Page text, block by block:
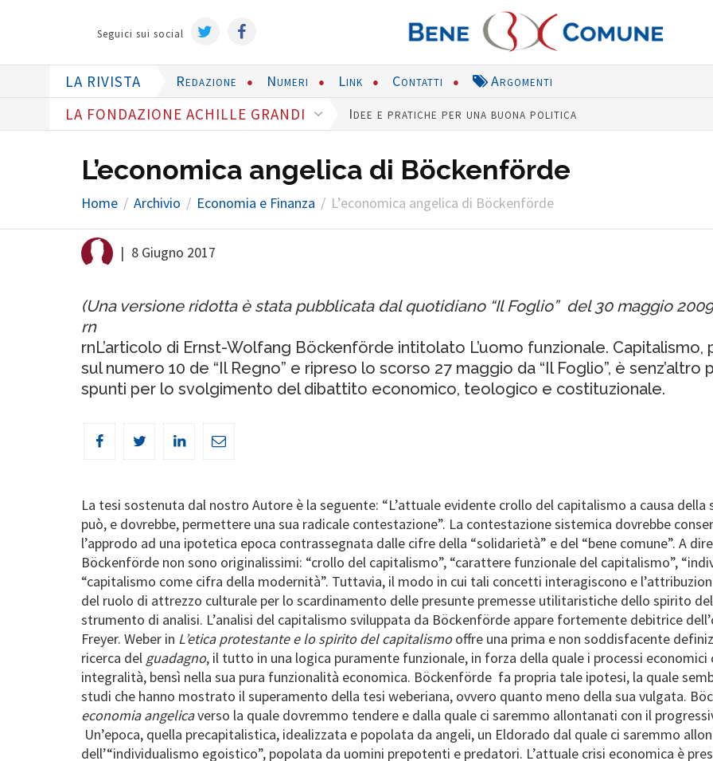
Seguici sui social
LA RIVISTA Redazione Numeri Link Contatti Argomenti
LA FONDAZIONE ACHILLE GRANDI Idee e pratiche per una buona politica
L’economica angelica di Böckenförde
Home Archivio Economia e Finanza L’economica angelica di Böckenförde
| 8 Giugno 2017
(Una versione ridotta è stata pubblicata dal quotidiano “Il Foglio” del 30 maggio
rn
rnL’articolo di Ernst-Wolfang Böckenförde intitolato L’uomo funzionale.
sul numero 10 de “Il Regno” e ripreso lo scorso 27 maggio da “Il Foglio”, è
spunti per lo svolgimento del dibattito economico, teologico e costituzionale.
La tesi sostenuta dal nostro Autore è la seguente: “L’attuale evidente crollo del capitalismo a causa
può, e dovrebbe, permettere una sua radicale contestazione”. La contestazione sistemica dovrebbe
l’approdo ad una ipotetica epoca contrassegnata dalle cifre della “solidarietà” e del “bene comune”. A
Böckenförde non sono originalissimi: “crollo del capitalismo”, “carattere funzionale del capitalismo”,
“capitalismo come cifra della modernità”. Tuttavia, il modo in cui tali concetti interagiscono e
del ruolo di attrezzo culturale per lo scardinamento delle presunte premesse utilitaristiche dello spirito
strumento di analisi. L’analisi del capitalismo sviluppata da Böckenförde appare fortemente debitrice
Freyer. Weber in L’etica protestante e lo spirito del capitalismooffre una prima e non soddisfacente
ricerca del guadagno, il tutto in una logica puramente funzionale, in forza della quale i processi
integralità, bensì nella sua pura funzionalità economica. Böckenförde fa propria tale ipotesi, la quale
studi che hanno mostrato il superamento della tesi weberiana, ovvero quanto meno della sua vulgata.
economia angelicaverso la quale dovremmo tendere e dalla quale ci saremmo allontanati con il
Un’epoca, quella precapitalistica, idealizzata e popolata da angeli, un Eldorado dal quale ci saremmo
dell’“individualismo egoistico”, popolata da uomini prepotenti e predatori. L’attuale crisi economica è